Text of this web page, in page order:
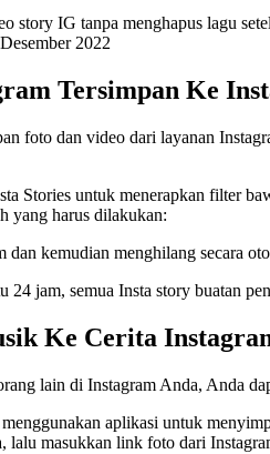
story IG tanpa menghapus lagu
2022
Tersimpan Ke
foto dan video dari layanan
Stories untuk menerapkan filter
yang harus dilakukan:
dan kemudian menghilang secara
24 jam, semua Insta story buatan
Ke Cerita
lain di Instagram Anda, Anda
aplikasi untuk
lalu masukkan link foto dari